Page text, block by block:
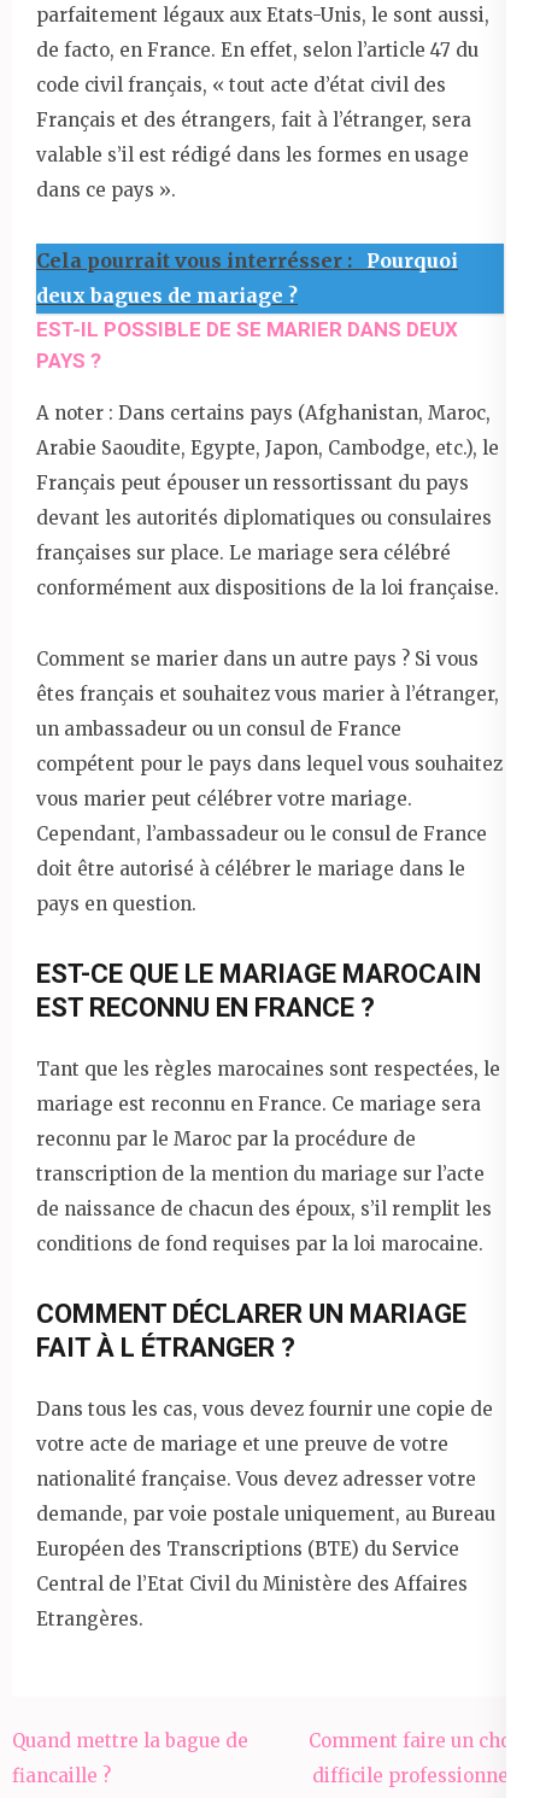
parfaitement légaux aux Etats-Unis, le sont aussi,
de facto, en France. En effet, selon l’article 47 du
code civil français, « tout acte d’état civil des
Français et des étrangers, fait à l’étranger, sera
valable s’il est rédigé dans les formes en usage
dans ce pays ».
Cela pourrait vous interrésser :
Pourquoi
deux bagues de mariage ?
EST-IL POSSIBLE DE SE MARIER DANS DEUX
PAYS ?
A noter : Dans certains pays (Afghanistan, Maroc,
Arabie Saoudite, Egypte, Japon, Cambodge, etc.), le
Français peut épouser un ressortissant du pays
devant les autorités diplomatiques ou consulaires
françaises sur place. Le mariage sera célébré
conformément aux dispositions de la loi française.
Comment se marier dans un autre pays ? Si vous
êtes français et souhaitez vous marier à l’étranger,
un ambassadeur ou un consul de France
compétent pour le pays dans lequel vous souhaitez
vous marier peut célébrer votre mariage.
Cependant, l’ambassadeur ou le consul de France
doit être autorisé à célébrer le mariage dans le
pays en question.
EST-CE QUE LE MARIAGE MAROCAIN
EST RECONNU EN FRANCE ?
Tant que les règles marocaines sont respectées, le
mariage est reconnu en France. Ce mariage sera
reconnu par le Maroc par la procédure de
transcription de la mention du mariage sur l’acte
de naissance de chacun des époux, s’il remplit les
conditions de fond requises par la loi marocaine.
COMMENT DÉCLARER UN MARIAGE
FAIT À L ÉTRANGER ?
Dans tous les cas, vous devez fournir une copie de
votre acte de mariage et une preuve de votre
nationalité française. Vous devez adresser votre
demande, par voie postale uniquement, au Bureau
Européen des Transcriptions (BTE) du Service
Central de l’Etat Civil du Ministère des Affaires
Etrangères.
Navigation
de
Quand mettre la bague de
fiancaille ?
Comment faire un choix
difficile professionnel ?